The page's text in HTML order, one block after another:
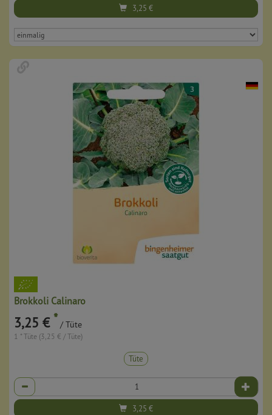
3,25 €
Brokkoli Calinaro
3,25 € * / Tüte
1 * Tüte (3,25 € / Tüte)
Tüte
Anzahl
3,25 €